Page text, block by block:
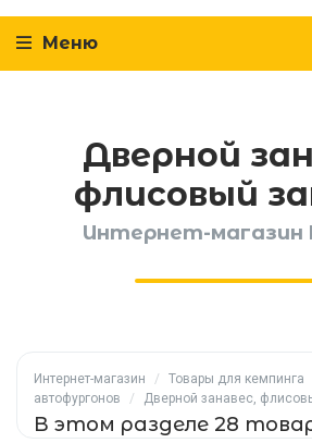
Меню
Дверной
флисовый
Интернет-магазин
Интернет-магазин / Товары для кемпинга
автофургонов
/ Дверной занавес,
В этом разделе 28